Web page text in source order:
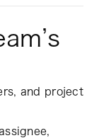
and project